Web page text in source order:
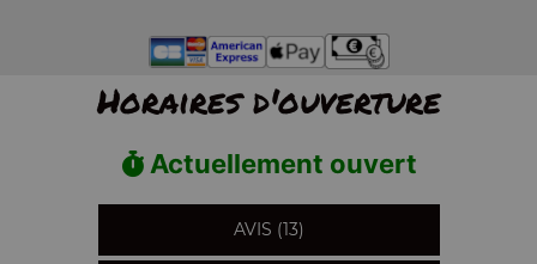
Horaires d'ouverture
Actuellement ouvert
AVIS (13)